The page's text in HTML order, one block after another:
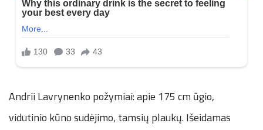
Andrii Lavrynenko požymiai: apie 175 cm ūgio,
vidutinio kūno sudėjimo, tamsių plaukų. Išeidamas